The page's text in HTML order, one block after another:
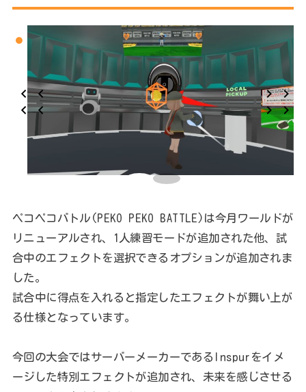
ペコペコバトル(PEKO PEKO BATTLE)は今月ワールドが
リニューアルされ、1人練習モードが追加された他、試
合中のエフェクトを選択できるオプションが追加されま
した。
試合中に得点を入れると指定したエフェクトが舞い上が
る仕様となっています。
今回の大会ではサーバーメーカーであるInspurをイメ
ージした特別エフェクトが追加され、未来を感じさせる